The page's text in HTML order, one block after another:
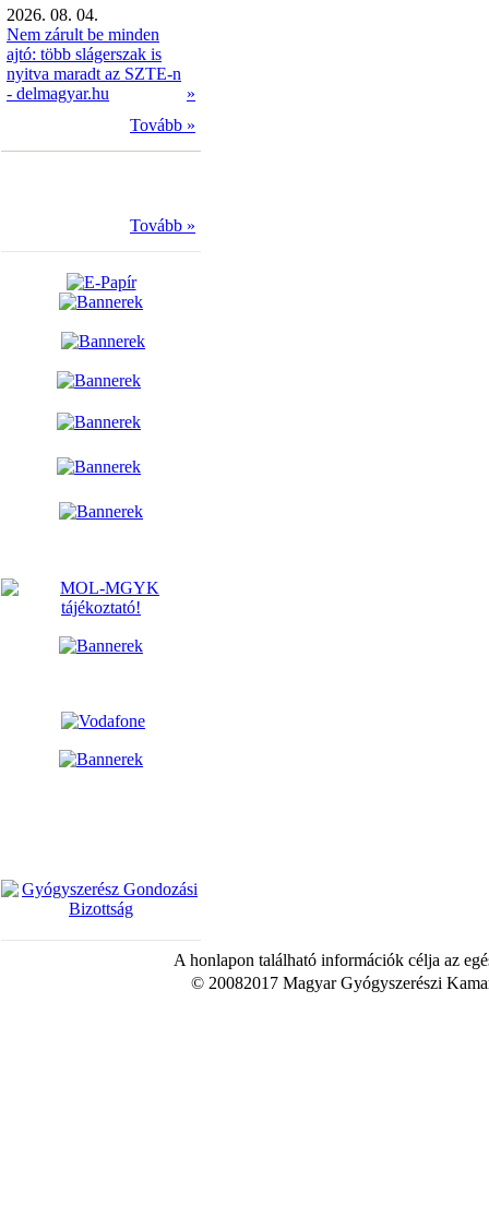
2026. 08. 04.
Nem zárult be minden
ajtó: több slágerszak is
nyitva maradt az SZTE-n
- delmagyar.hu
»
Tovább »
Tovább »
A honlapon található információk célja az
© 20082017 Magyar Gyógyszerészi